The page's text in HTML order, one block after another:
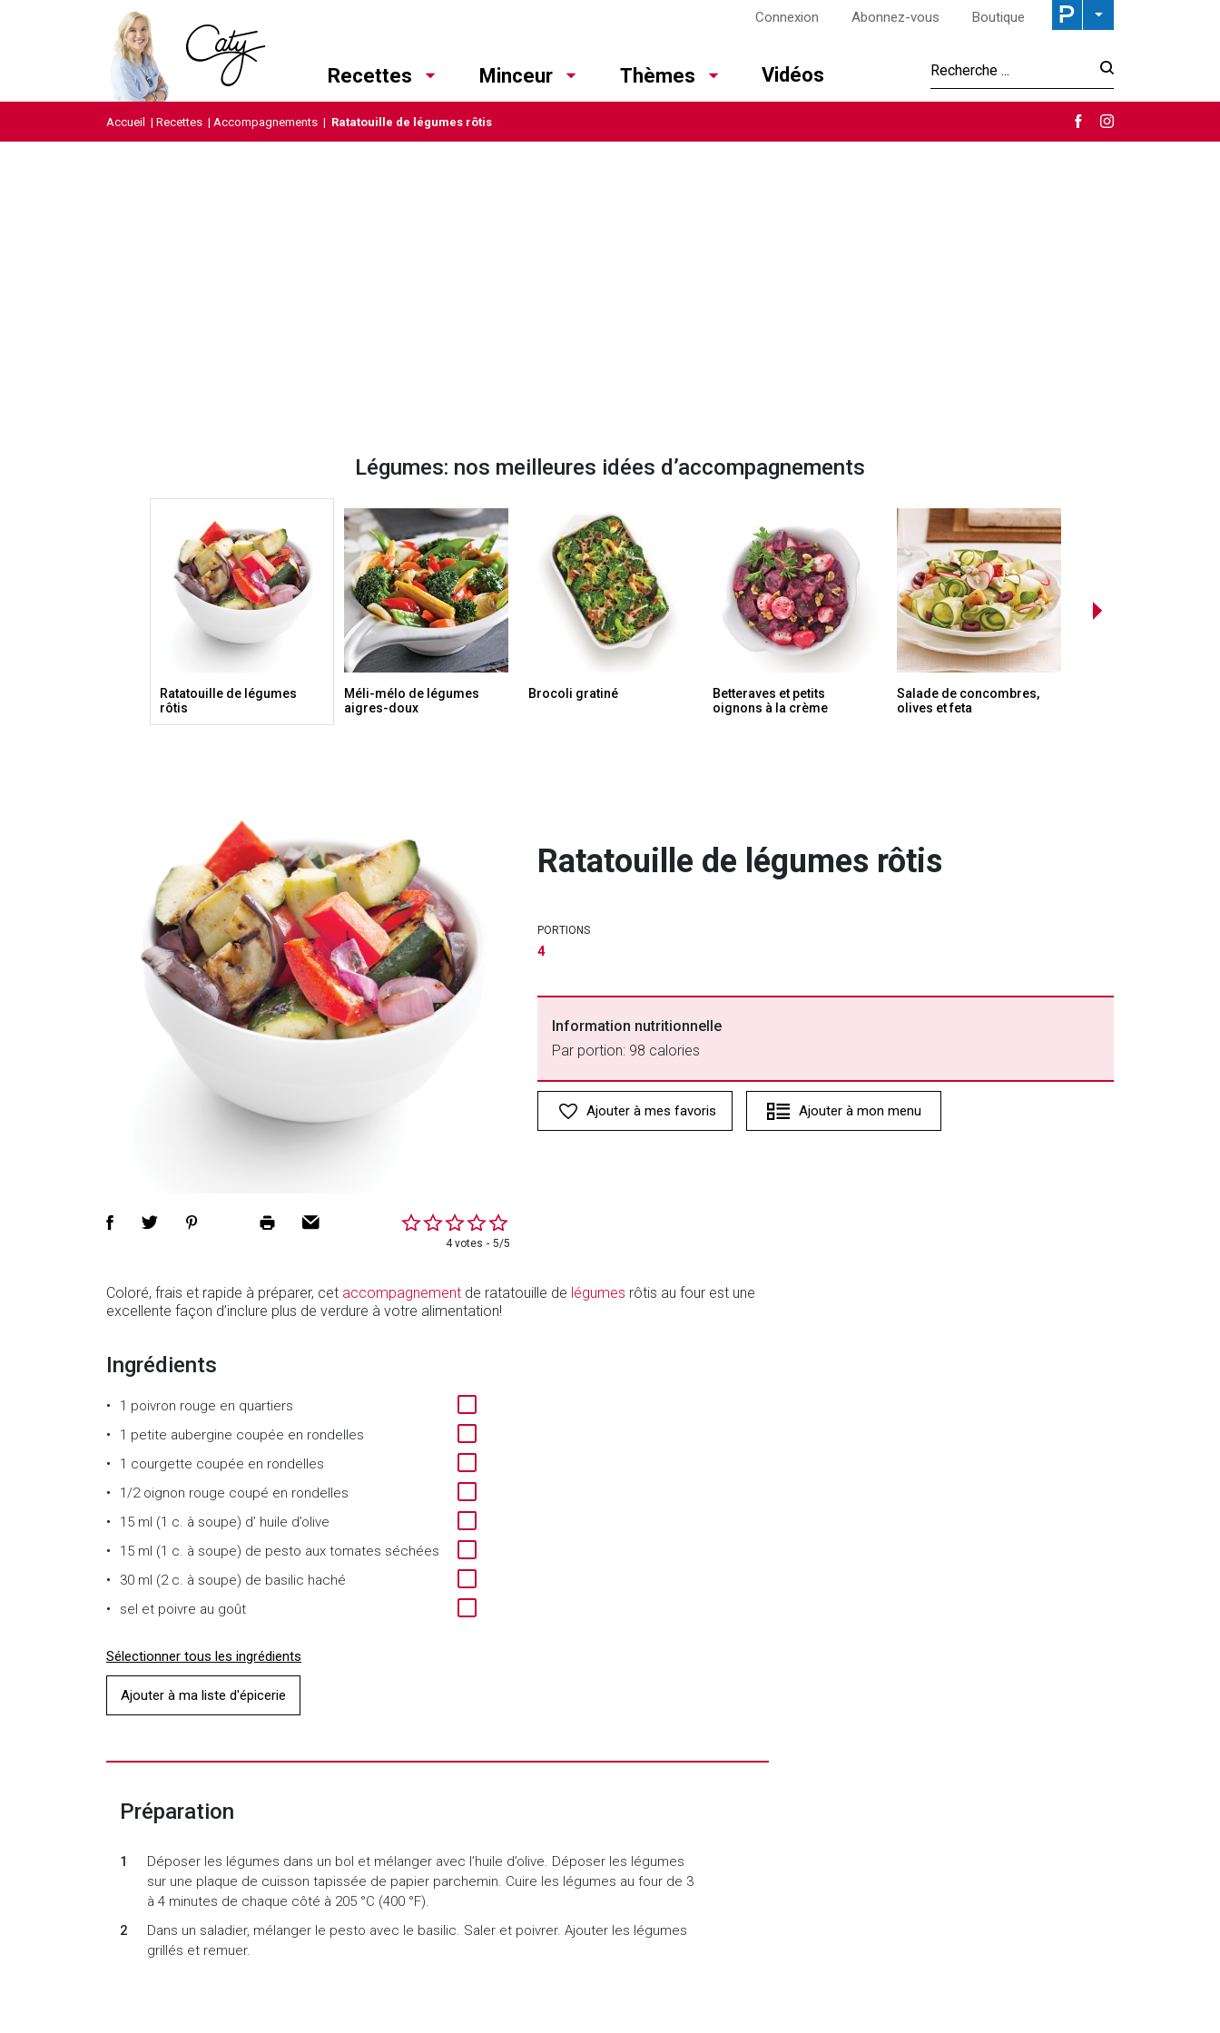
Connexion Abonnez-vous Boutique
Recettes Minceur Thèmes Vidéos
Accueil | Recettes | Accompagnements | Ratatouille de légumes rôtis
Légumes: nos meilleures idées d’accompagnements
Ratatouille de légumes
rôtis
Méli-mélo de légumes
aigres-doux
Brocoli gratiné
Betteraves et petits
oignons à la crème
Salade de concombres,
olives et feta
4 votes 5/5
Ratatouille de légumes rôtis
PORTIONS
4
Information nutritionnelle
Par portion: 98 calories
Ajouter à mes favoris Ajouter à mon menu
Coloré, frais et rapide à préparer, cet accompagnement de ratatouille de légumes rôtis au four est une
excellente façon d’inclure plus de verdure à votre alimentation!
Ingrédients
1 poivron rouge en quartiers
1 petite aubergine coupée en rondelles
1 courgette coupée en rondelles
1/2 oignon rouge coupé en rondelles
15 ml (1 c. à soupe) d’ huile d’olive
15 ml (1 c. à soupe) de pesto aux tomates séchées
30 ml (2 c. à soupe) de basilic haché
sel et poivre au goût
Sélectionner tous les ingrédients
Ajouter à ma liste d'épicerie
Préparation
Déposer les légumes dans un bol et mélanger avec l’huile d’olive. Déposer les légumes
sur une plaque de cuisson tapissée de papier parchemin. Cuire les légumes au four de 3
à 4 minutes de chaque côté à 205 °C (400 °F).
Dans un saladier, mélanger le pesto avec le basilic. Saler et poivrer. Ajouter les légumes
grillés et remuer.